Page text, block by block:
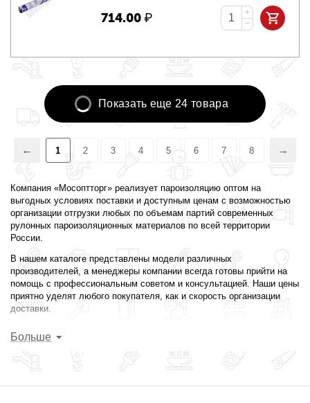
Компания «Мосоптторг» реализует пароизоляцию оптом на
выгодных условиях поставки и доступным ценам с возможностью
организации отгрузки любых по объемам партий современных
рулонных пароизоляционных материалов по всей территории
России.
В нашем каталоге представлены модели различных
производителей, а менеджеры компании всегда готовы прийти на
помощь с профессиональным советом и консультацией. Наши цены
приятно уделят любого покупателя, как и скорость организации
доставки.
роль играет пароизоляция. Ее основное предназначение защита
теплоизоляционных материалов от воздействия влаги,
поступающей из внешней среды или изнутри здания.
Между собой пароизоляционные мембраны различаются по
Больше
714.00₽
+
−
Показать еще 24 товара
1 2 3 4 5 6 7 8